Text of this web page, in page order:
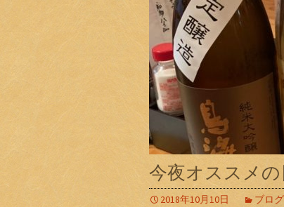
今夜オススメの
2018年10月10日 ブログ